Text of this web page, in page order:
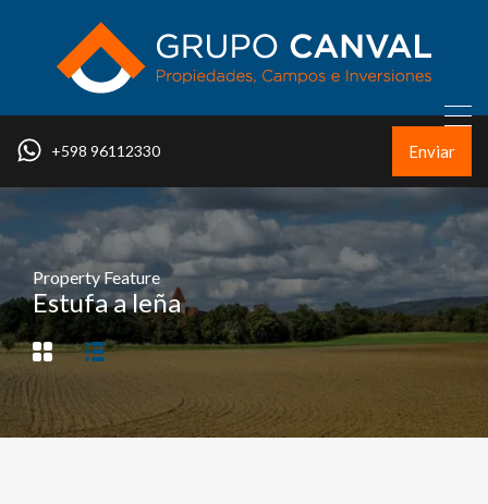
+598 96112330 Enviar
Property Feature
Estufa a leña